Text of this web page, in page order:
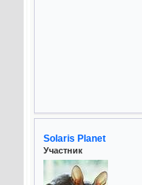
Solaris Planet
Участник